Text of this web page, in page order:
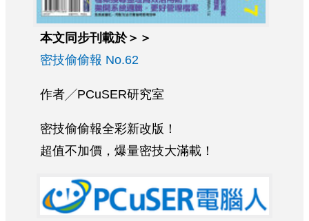
本文同步刊載於＞＞
密技偷偷報 No.62
作者╱PCuSER研究室
密技偷偷報全彩新改版！
超值不加價，爆量密技大滿載！